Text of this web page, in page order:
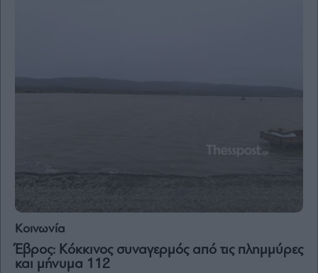
Κοινωνία
Έβρος: Κόκκινος συναγερμός από τις πλημμύρες
και μήνυμα 112